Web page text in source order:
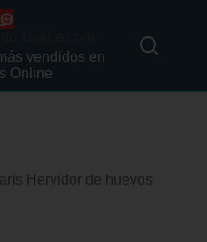
vendidos en
Online
Hervidor de huevos